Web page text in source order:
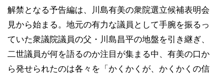
解禁となる予告編は、川島有美の衆院選立候補表明会
見から始まる。地元の有力な議員として手腕を振るっ
ていた衆議院議員の父・川島昌平の地盤を引き継ぎ、
二世議員が何を語るのか注目が集まる中、有美の口か
ら発せられたのは各々を「かくかくが、かくかくの信